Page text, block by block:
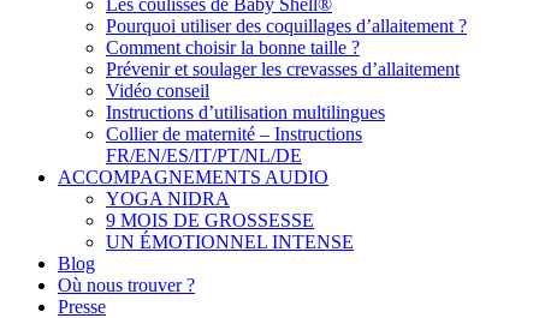
Les coulisses de Baby Shell®
Pourquoi utiliser des coquillages d’allaitement ?
Comment choisir la bonne taille ?
Prévenir et soulager les crevasses d’allaitement
Vidéo conseil
Instructions d’utilisation multilingues
Collier de maternité – Instructions
FR/EN/ES/IT/PT/NL/DE
ACCOMPAGNEMENTS AUDIO
YOGA NIDRA
9 MOIS DE GROSSESSE
UN ÉMOTIONNEL INTENSE
Blog
Où nous trouver ?
Presse